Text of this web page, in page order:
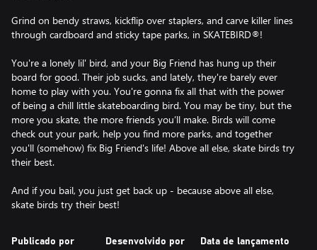
Grind on bendy straws, kickflip over staplers, and carve killer lines
through cardboard and sticky tape parks, in SKATEBIRD®!
You're a lonely lil' bird, and your Big Friend has hung up their
board for good. Their job sucks, and lately, they're barely ever
home to play with you. You're gonna fix all that with the power
of being a chill little skateboarding bird. You may be tiny, but the
more you skate, the more friends you’ll make. Birds will come
check out your park, help you find more parks, and together
you'll (somehow) fix Big Friend's life! Above all else, skate birds try
their best.
And if you bail, you just get back up - because above all else,
skate birds try their best!
Publicado por Desenvolvido por Data de lançamento